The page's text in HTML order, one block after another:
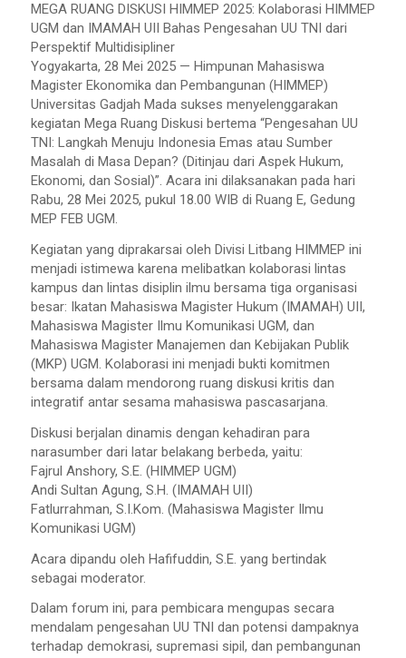
MEGA RUANG DISKUSI HIMMEP 2025: Kolaborasi HIMMEP
UGM dan IMAMAH UII Bahas Pengesahan UU TNI dari
Perspektif Multidisipliner
Yogyakarta, 28 Mei 2025 — Himpunan Mahasiswa
Magister Ekonomika dan Pembangunan (HIMMEP)
Universitas Gadjah Mada sukses menyelenggarakan
kegiatan Mega Ruang Diskusi bertema “Pengesahan UU
TNI: Langkah Menuju Indonesia Emas atau Sumber
Masalah di Masa Depan? (Ditinjau dari Aspek Hukum,
Ekonomi, dan Sosial)”. Acara ini dilaksanakan pada hari
Rabu, 28 Mei 2025, pukul 18.00 WIB di Ruang E, Gedung
MEP FEB UGM.
Kegiatan yang diprakarsai oleh Divisi Litbang HIMMEP ini
menjadi istimewa karena melibatkan kolaborasi lintas
kampus dan lintas disiplin ilmu bersama tiga organisasi
besar: Ikatan Mahasiswa Magister Hukum (IMAMAH) UII,
Mahasiswa Magister Ilmu Komunikasi UGM, dan
Mahasiswa Magister Manajemen dan Kebijakan Publik
(MKP) UGM. Kolaborasi ini menjadi bukti komitmen
bersama dalam mendorong ruang diskusi kritis dan
integratif antar sesama mahasiswa pascasarjana.
Diskusi berjalan dinamis dengan kehadiran para
narasumber dari latar belakang berbeda, yaitu:
Fajrul Anshory, S.E. (HIMMEP UGM)
Andi Sultan Agung, S.H. (IMAMAH UII)
Fatlurrahman, S.I.Kom. (Mahasiswa Magister Ilmu
Komunikasi UGM)
Acara dipandu oleh Hafifuddin, S.E. yang bertindak
sebagai moderator.
Dalam forum ini, para pembicara mengupas secara
mendalam pengesahan UU TNI dan potensi dampaknya
terhadap demokrasi, supremasi sipil, dan pembangunan